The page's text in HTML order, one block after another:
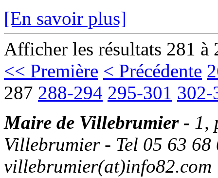
[En savoir plus]
Afficher les résultats 281 à
<< Première < Précédente
287 288-294 295-301 302-
Maire de Villebrumier - 1,
Villebrumier - Tel 05 63
villebrumier(at)info82.com